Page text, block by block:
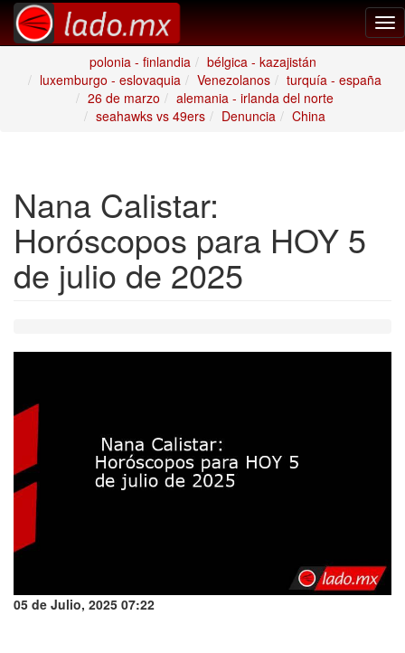
polonia - finlandia
bélgica - kazajistán
luxemburgo - eslovaquia
Venezolanos
turquía - españa
26 de marzo
alemania - irlanda del norte
seahawks vs 49ers
Denuncia China
Nana Calistar:
Horóscopos para HOY 5
de julio de 2025
05 de Julio, 2025 07:22